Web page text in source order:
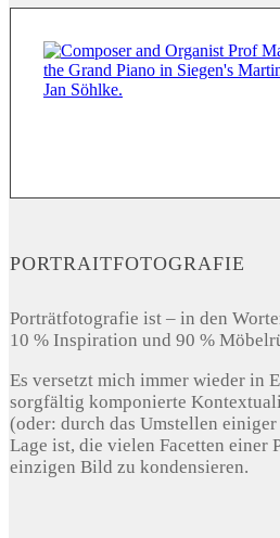
PORTRAITFOTOGRAFIE
Porträtfotografie ist – in den
10 % Inspiration und 90 %
Es versetzt mich immer wieder in
sorgfältig komponierte
(oder: durch das Umstellen
Lage ist, die vielen Facetten einer
einzigen Bild zu kondensieren.